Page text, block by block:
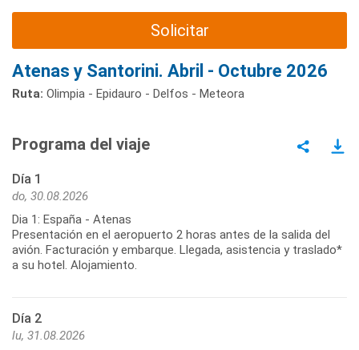
Solicitar
Atenas y Santorini. Abril - Octubre 2026
Ruta: Olimpia - Epidauro - Delfos - Meteora
Programa del viaje
Día 1
do, 30.08.2026
Dia 1: España - Atenas
Presentación en el aeropuerto 2 horas antes de la salida del
avión. Facturación y embarque. Llegada, asistencia y traslado*
a su hotel. Alojamiento.
Día 2
lu, 31.08.2026